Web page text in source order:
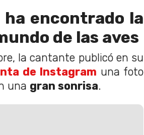
ha encontrado la
de las aves
la cantante publicó en su
de Instagram una foto
una gran sonrisa.